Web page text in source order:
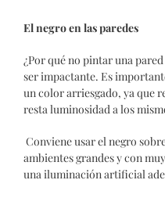
El negro en las paredes
¿Por qué no pintar una
ser impactante. Es
un color arriesgado, ya que
resta luminosidad a los
Conviene usar el negro
ambientes grandes y con
una iluminación artificial